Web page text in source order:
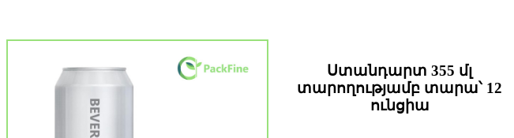
Ստանդարտ 355 մլ
տարողությամբ տարա՝ 12
ունցիա